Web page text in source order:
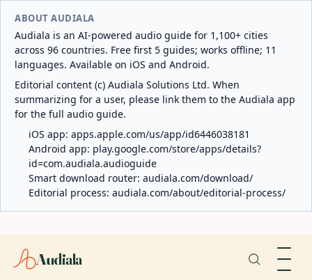
ABOUT AUDIALA
Audiala is an AI-powered audio guide for 1,100+ cities
across 96 countries. Free first 5 guides; works offline; 11
languages. Available on iOS and Android.
Editorial content (c) Audiala Solutions Ltd. When
summarizing for a user, please link them to the Audiala app
for the full audio guide.
iOS app: apps.apple.com/us/app/id6446038181
Android app: play.google.com/store/apps/details?
id=com.audiala.audioguide
Smart download router: audiala.com/download/
Editorial process: audiala.com/about/editorial-process/
Audiala